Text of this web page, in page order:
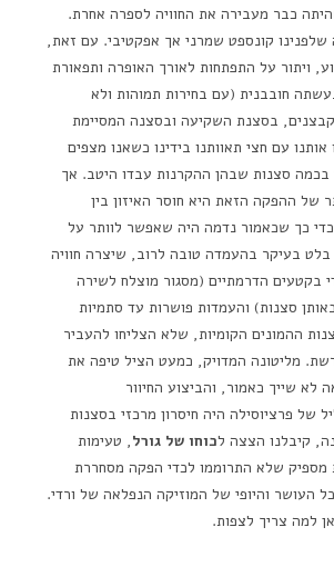
כבר מעבירה את החוויה לספרה אחרת.
שלפנינו קונספט שמרני אך אפקטיבי. עם זאת,
ויתור על התפתחות לאורך האופרה ותפאורת
חובבנית (עם בחירות תמוהות ולא
בסצנת השקיעה ובסצנה המסיימת
אותנו עם חצי תאוותנו בידינו כשאנו מצפים
בכמה סצנות שבהן ההקרנות עבדו היטב. אך
של ההפקה הזאת היא חוסר האיזון בין
כך שכאמור נדמה היה שאפשר לוותר על
בעיקר בהעמדה טובה לרוב, שיצרה חוויה
בקטעים הדרמתיים (מסגור מוצלח לשירה
סצנות) והעמדות פושרות עד סתמיות
ההמונים הקומיות, שלא הצליחו להעביר
מליטונה המדויק, כמעט הציל טיפה את
לא שייך כאמור, והביצוע החיוור
של פרציוסילה היה חיסרון מרכזי בסצנות
קיבלנו הצצה לכוחו של גורל, טעימות
מספיק שלא התרוממו לכדי הפקה מסחררת
העושר והיופי של המוזיקה הנפלאה של ורדי.
למה צריך לצפות.